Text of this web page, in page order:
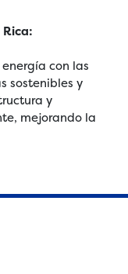
con las
sostenibles y
y
mejorando la